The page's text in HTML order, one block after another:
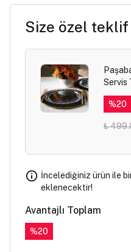
Size özel teklif
Servis
%20
₺
İncelediğiniz ürün ile
eklenecektir!
Avantajlı Toplam
%20